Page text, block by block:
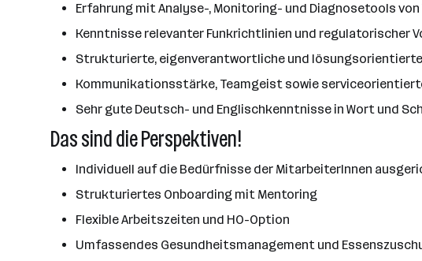
Erfahrung mit Analyse-, Monitoring- und Diagnosetools von
Kenntnisse relevanter Funkrichtlinien und regulatorischer
Strukturierte, eigenverantwortliche und
Kommunikationsstärke, Teamgeist sowie
Sehr gute Deutsch- und Englischkenntnisse in Wort und
Das sind die Perspektiven!
Individuell auf die Bedürfnisse der MitarbeiterInnen
Strukturiertes Onboarding mit Mentoring
Flexible Arbeitszeiten und HO-Option
Umfassendes Gesundheitsmanagement und